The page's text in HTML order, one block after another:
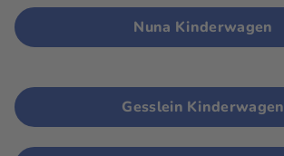
Nuna Kinderwagen
Gesslein Kinderwagen